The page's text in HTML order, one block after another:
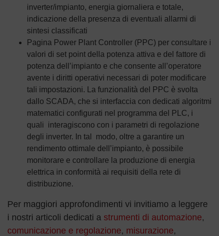
inverter/impianto, energia giornaliera e totale,
indicazione della presenza di eventuali allarmi di
sintesi classificati
Pagina Power Plant Controller (PPC) per consultare i
valori di set point della potenza attiva e del fattore di
potenza dell’impianto e che consente all’operatore
avente i diritti operativi necessari di poter modificare
tali impostazioni. La funzionalità del PPC è svolta
dallo SCADA, che si interfaccia con dedicati algoritmi
matematici configurati nel programma del PLC, i
quali interagiscono con i parametri di regolazione
degli inverter. In tal modo, oltre a garantire un
rendimento ottimale dell’impianto, è possibile
monitorare e controllare la produzione di energia
elettrica in conformità ai requisiti della rete di
distribuzione.
Per maggiori approfondimenti vi invitiamo a leggere
i nostri articoli dedicati a strumenti di automazione,
comunicazione e regolazione, misurazione,